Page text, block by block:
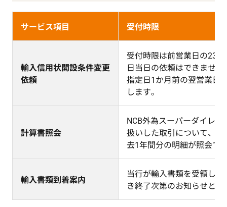
サービス項目 受付時限
輸入信用状開設条件変更
依頼
受付時限は前営業日の
日当日の依頼はできません
指定日1か月前の翌営業日
します。
計算書照会
NCB外為スーパーダイレク
扱いした取引について、照
去1年間分の明細が照会で
輸入書類到着案内
当行が輸入書類を受領し、
き終了次第のお知らせとな